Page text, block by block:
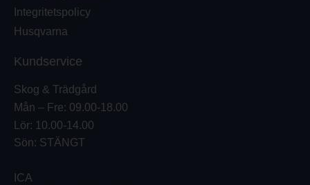
Integritetspolicy
Husqvarna
Kundservice
Skog & Trädgård
Mån – Fre: 09.00-18.00
Lör: 10.00-14.00
Sön: STÄNGT
ICA